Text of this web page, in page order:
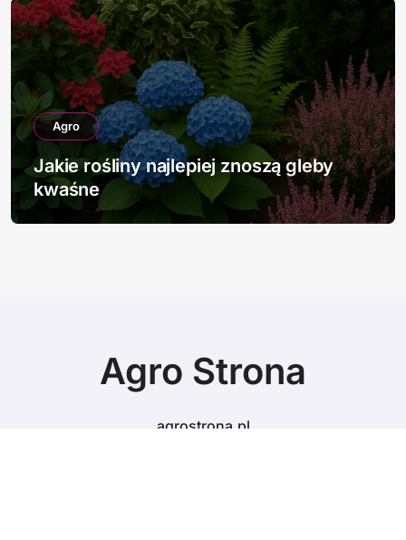
Agro
Jakie rośliny najlepiej znoszą gleby
kwaśne
Agro Strona
agrostrona.pl